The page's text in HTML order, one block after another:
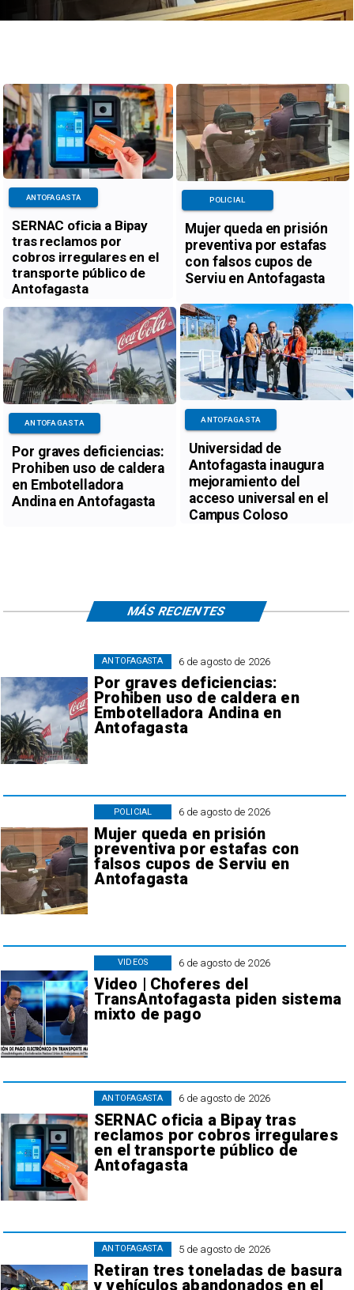
SERNAC oficia a Bipay
tras reclamos por
cobros irregulares en el
transporte público de
Antofagasta
ANTOFAGASTA
Mujer queda en prisión
preventiva por estafas
con falsos cupos de
Serviu en Antofagasta
POLICIAL
Por graves deficiencias:
Prohiben uso de caldera
en Embotelladora
Andina en Antofagasta
ANTOFAGASTA
Universidad de
Antofagasta inaugura
mejoramiento del
acceso universal en el
Campus Coloso
ANTOFAGASTA
6 de agosto de 2026
Por graves deficiencias:
Prohiben uso de caldera en
Embotelladora Andina en
Antofagasta
ANTOFAGASTA
6 de agosto de 2026
Mujer queda en prisión
preventiva por estafas con
falsos cupos de Serviu en
Antofagasta
POLICIAL
6 de agosto de 2026
Video | Choferes del
TransAntofagasta piden sistema
mixto de pago
VIDEOS
6 de agosto de 2026
SERNAC oficia a Bipay tras
reclamos por cobros irregulares
en el transporte público de
Antofagasta
ANTOFAGASTA
5 de agosto de 2026
Retiran tres toneladas de basura
y vehículos abandonados en el
ANTOFAGASTA
MÁS RECIENTES